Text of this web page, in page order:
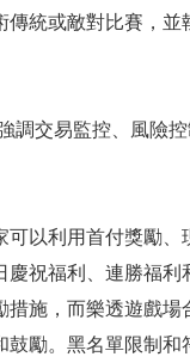
統或敵對比賽，並
調交易監控、風險
以利用首付獎勵、
祝福利、連勝福利
施，而樂透遊戲場
勵。黑名單限制和